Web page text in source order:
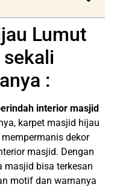
Lumut
:
interior masjid
karpet masjid hijau
dekor
masjid. Dengan
masjid bisa terkesan
motif dan warnanya